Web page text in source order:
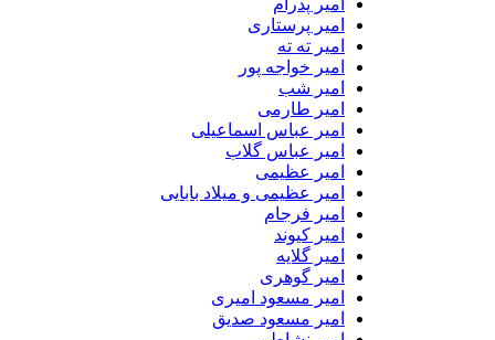
امیر پرستاری
امیر ته ته
امیر خواجه پور
امیر شب
امیر طارمی
امیر عباس اسماعیلی
امیر عباس گلاب
امیر عظیمی
امیر عظیمی و میلاد بابایی
امیر فرجام
امیر کیوند
امیر گلایه
امیر گوهری
امیر مسعود امیری
امیر مسعود صدیق